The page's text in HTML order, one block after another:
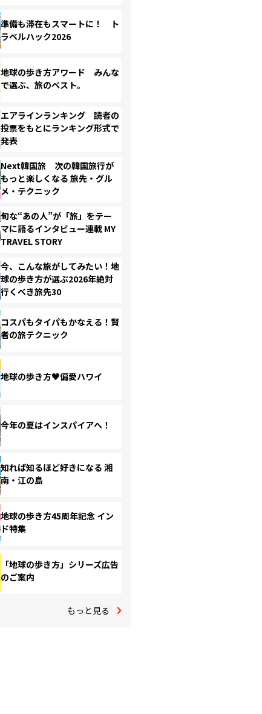
準備も滞在もスマートに！ ト
ラベルハック2026
地球の歩き方アワード みんな
で選ぶ、旅のベスト。
エアラインランキング 読者の
投票をもとにランキング形式で
発表
Next韓国旅 次の韓国旅行が
もっと楽しくなる 旅先・グル
メ・テクニック
旬な“あの人”が「旅」をテー
マに語るインタビュー連載 MY
TRAVEL STORY
今、こんな旅がしてみたい！地
球の歩き方が選ぶ2026年絶対
行くべき旅先30
コスパもタイパもかなえる！賢
者の旅テクニック
地球の歩き方♥偏愛ハワイ
今年の夏はインスパイアへ！
知れば知るほど好きになる 湘
南・江の島
地球の歩き方45周年記念 イン
ド特集
「地球の歩き方」シリーズ広告
のご案内
もっと見る